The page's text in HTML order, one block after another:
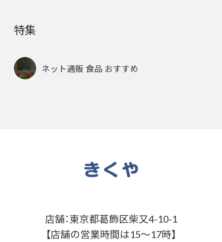
特集
ネット通販 食品 おすすめ
店舗：東京都葛飾区柴又4-10-1
【店舗の営業時間は15～17時】